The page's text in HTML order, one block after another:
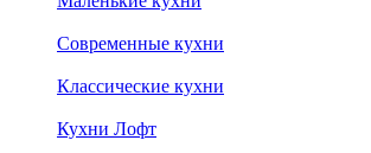
Современные кухни
Классические кухни
Кухни Лофт